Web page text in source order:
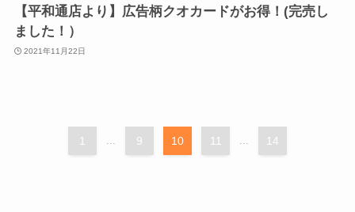
【平和通店より】広告柄クオカードがお得！(完売し
ました！）
2021年11月22日
1 ... 9 10 11 ... 14